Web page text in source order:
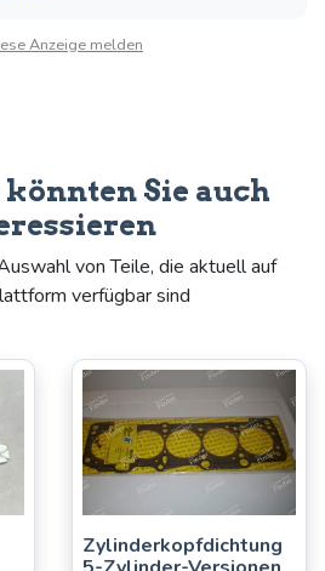
Anzeige melden
könnten Sie auch
von Teile, die aktuell auf
verfügbar sind
Zylinderkopfdichtung